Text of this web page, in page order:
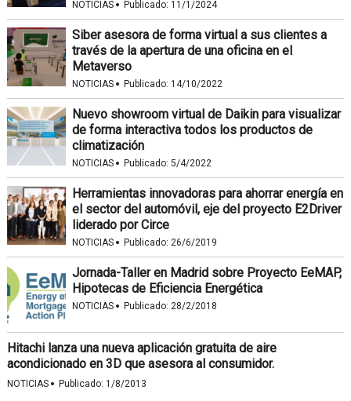
NOTICIAS Publicado: 11/1/2024
Siber asesora de forma virtual a sus clientes a
través de la apertura de una oficina en el
Metaverso
NOTICIAS · Publicado: 14/10/2022
Nuevo showroom virtual de Daikin para visualizar
de forma interactiva todos los productos de
climatización
NOTICIAS · Publicado: 5/4/2022
Herramientas innovadoras para ahorrar energía en
el sector del automóvil, eje del proyecto E2Driver
liderado por Circe
NOTICIAS · Publicado: 26/6/2019
Jornada-Taller en Madrid sobre Proyecto EeMAP,
Hipotecas de Eficiencia Energética
NOTICIAS · Publicado: 28/2/2018
Hitachi lanza una nueva aplicación gratuita de aire
acondicionado en 3D que asesora al consumidor.
NOTICIAS · Publicado: 1/8/2013